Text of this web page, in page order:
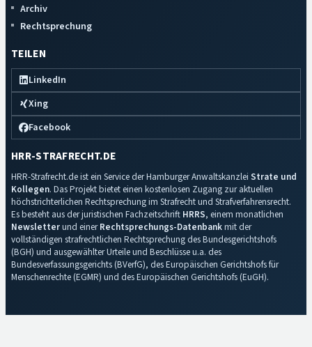
Archiv
Rechtsprechung
TEILEN
LinkedIn
Xing
Facebook
HRR-STRAFRECHT.DE
HRR-Strafrecht.de ist ein Service der Hamburger Anwaltskanzlei Strate und
Kollegen. Das Projekt bietet einen kostenlosen Zugang zur aktuellen
höchstrichterlichen Rechtsprechung im Strafrecht und Strafverfahrensrecht.
Es besteht aus der juristischen Fachzeitschrift HRRS, einem monatlichen
Newsletterund einerRechtsprechungs-Datenbankmit der
vollständigen strafrechtlichen Rechtsprechung des Bundesgerichtshofs
(BGH) und ausgewählter Urteile und Beschlüsse u.a. des
Bundesverfassungsgerichts (BVerfG), des Europäischen Gerichtshofs für
Menschenrechte (EGMR) und des Europäischen Gerichtshofs (EuGH).